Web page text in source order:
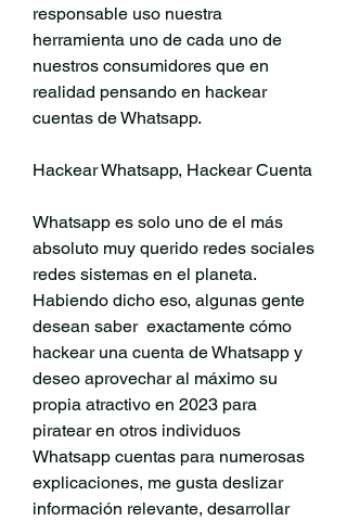
responsable uso nuestra
herramienta uno de cada uno de
nuestros consumidores que en
realidad pensando en hackear
cuentas de Whatsapp.
Whatsapp es solo uno de el más
absoluto muy querido redes sociales
redes sistemas en el planeta.
Habiendo dicho eso, algunas gente
desean saber  exactamente cómo
hackear una cuenta de Whatsapp y
deseo aprovechar al máximo su
propia atractivo en 2023 para
piratear en otros individuos
Whatsapp cuentas para numerosas
explicaciones, me gusta deslizar
información relevante, desarrollar